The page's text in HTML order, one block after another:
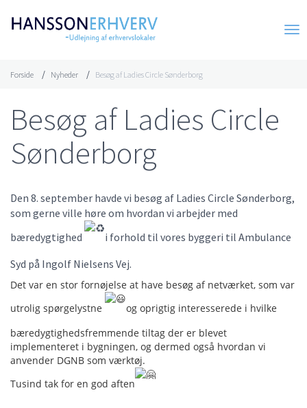
Forside Nyheder Besøg af Ladies Circle Sønderborg
Besøg af Ladies Circle
Sønderborg
Den 8. september havde vi besøg af Ladies Circle Sønderborg,
som gerne ville høre om hvordan vi arbejder med
bæredygtighed
i forhold til vores byggeri til Ambulance
Syd på Ingolf Nielsens Vej.
Det var en stor fornøjelse at have besøg af netværket, som var
utrolig spørgelystne
og oprigtig interesserede i hvilke
bæredygtighedsfremmende tiltag der er blevet
implementeret i bygningen, og dermed også hvordan vi
anvender DGNB som værktøj.
Tusind tak for en god aften